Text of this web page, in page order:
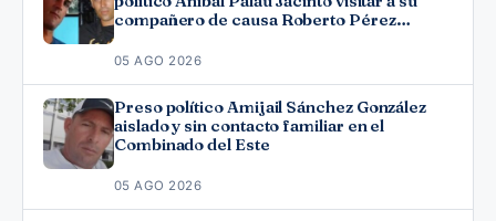
compañero de causa Roberto Pérez
05 AGO 2026
Preso político Amijail Sánchez González
aislado y sin contacto familiar en el
Combinado del Este
05 AGO 2026